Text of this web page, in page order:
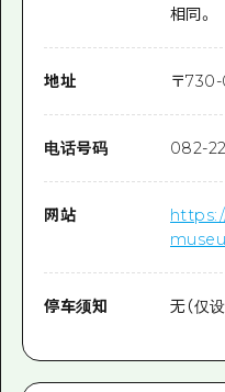
相同。
地址 〒730-
电话号码 082-
网站
停车须知 无（仅